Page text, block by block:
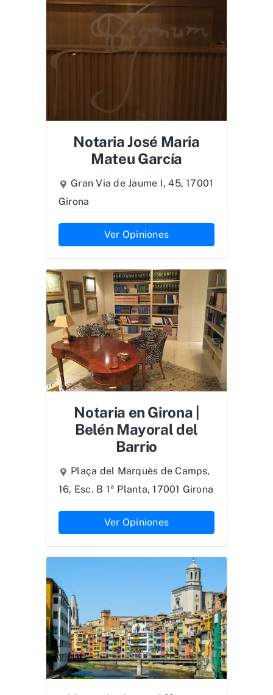
Notaria José Maria
Mateu García
Gran Via de Jaume I, 45, 17001
Girona
Ver Opiniones
Notaria en Girona |
Belén Mayoral del
Barrio
Plaça del Marquès de Camps,
16, Esc. B 1ª Planta, 17001 Girona
Ver Opiniones